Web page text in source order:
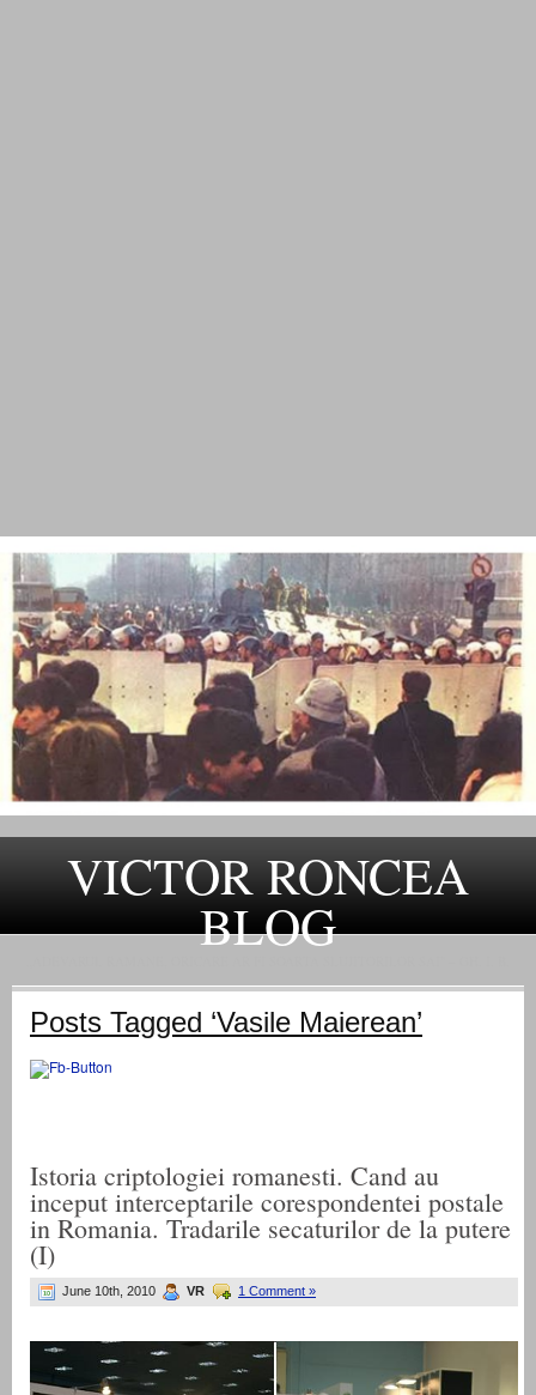
VICTOR RONCEA
BLOG
Posts Tagged ‘Vasile Maierean’
Istoria criptologiei romanesti. Cand au
inceput interceptarile corespondentei postale
in Romania. Tradarile secaturilor de la putere
(I)
June 10th, 2010 VR 1 Comment »